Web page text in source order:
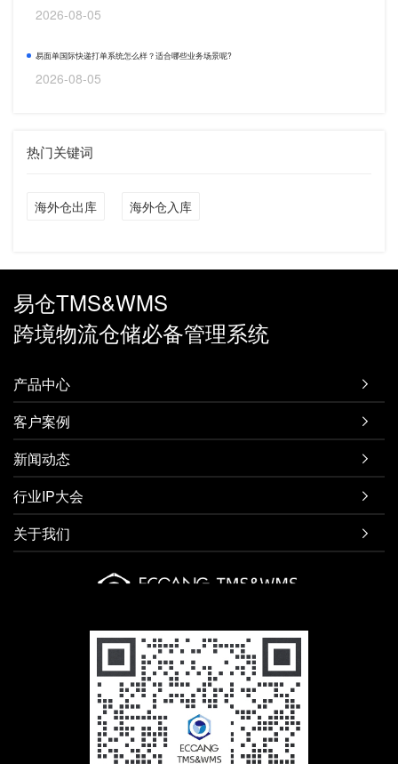
2026-08-05
易面单国际快递打单系统怎么样？适合哪些业务场景呢?
2026-08-05
热门关键词
海外仓出库 海外仓入库
易仓TMS&WMS
跨境物流仓储必备管理系统
产品中心 
客户案例 
新闻动态 
行业IP大会 
关于我们 